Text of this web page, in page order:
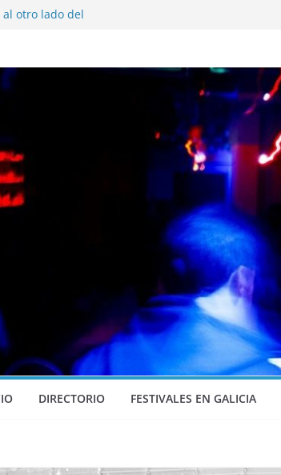
al otro lado del
Sofar Sounds A
DIRECTORIO FESTIVALES EN GALICIA